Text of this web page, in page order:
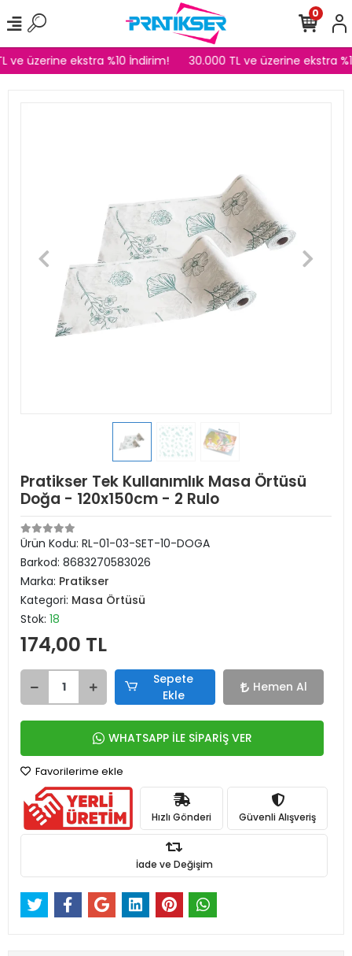
ve üzerine ekstra %10 İndirim! 30.000 TL ve üzerine ekstra
0
Pratikser Tek Kullanımlık Masa Örtüsü
Doğa - 120x150cm - 2 Rulo
Ürün Kodu: RL-01-03-SET-10-DOGA
Barkod: 8683270583026
Marka: Pratikser
Kategori: Masa Örtüsü
Stok: 18
174,00 TL
Sepete
Ekle
Hemen Al
WHATSAPP İLE SİPARİŞ VER
Favorilerime ekle
Hızlı Gönderi Güvenli Alışveriş
İade ve Değişim